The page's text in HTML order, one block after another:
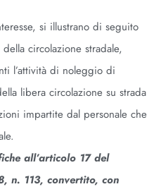
si illustrano di seguito
circolazione stradale,
l’attività di noleggio di
libera circolazione su strada
impartite dal personale che
all’articolo 17 del
n. 113, convertito, con